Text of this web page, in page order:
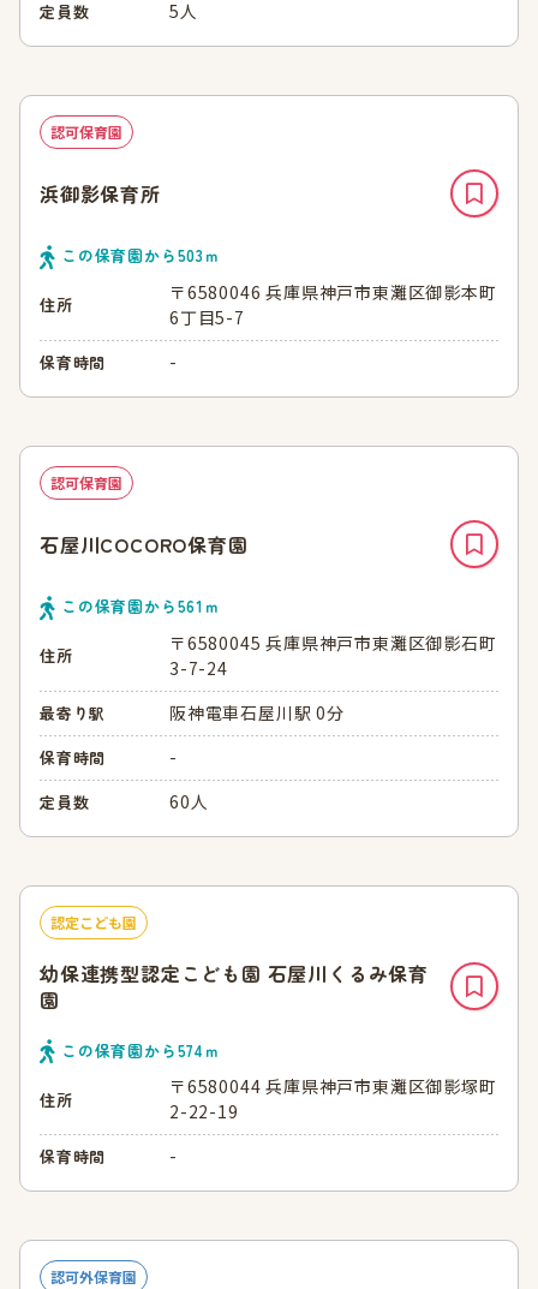
定員数 5人
認可保育園
浜御影保育所
この保育園から503ｍ
住所
〒6580046 兵庫県神戸市東灘区御影本町
6丁目5-7
保育時間 -
認可保育園
石屋川COCORO保育園
この保育園から561 ｍ
住所
〒6580045 兵庫県神戸市東灘区御影石町
3-7-24
最寄り駅 阪神電車石屋川駅 0分
保育時間 -
定員数 60人
認定こども園
幼保連携型認定こども園 石屋川くるみ保育
園
この保育園から574 ｍ
住所
〒6580044 兵庫県神戸市東灘区御影塚町
2-22-19
保育時間 -
認可外保育園